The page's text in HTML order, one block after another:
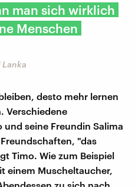
man sich wirklich
Menschen
Lanka
desto mehr lernen
Verschiedene
seine Freundin Salima
"das
Timo. Wie zum Beispiel
einem Muscheltaucher,